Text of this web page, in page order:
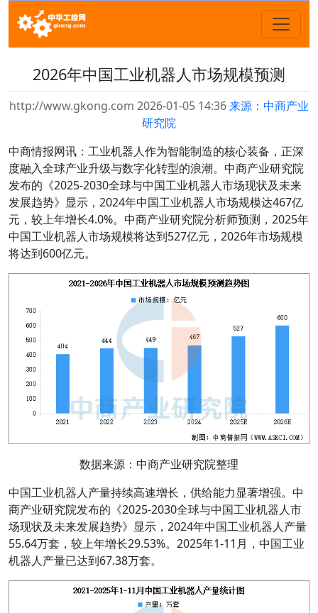
2026年中国工业机器人市场规模预测
http://www.gkong.com 2026-01-05 14:36来源：中商产业
研究院
中商情报网讯：工业机器人作为智能制造的核心装备，正深
度融入全球产业升级与数字化转型的浪潮。中商产业研究院
发布的《2025-2030全球与中国工业机器人市场现状及未来
发展趋势》显示，2024年中国工业机器人市场规模达467亿
元，较上年增长4.0%。中商产业研究院分析师预测，2025年
中国工业机器人市场规模将达到527亿元，2026年市场规模
将达到600亿元。
数据来源：中商产业研究院整理
中国工业机器人产量持续高速增长，供给能力显著增强。中
商产业研究院发布的《2025-2030全球与中国工业机器人市
场现状及未来发展趋势》显示，2024年中国工业机器人产量
55.64万套，较上年增长29.53%。2025年1-11月，中国工业
机器人产量已达到67.38万套。